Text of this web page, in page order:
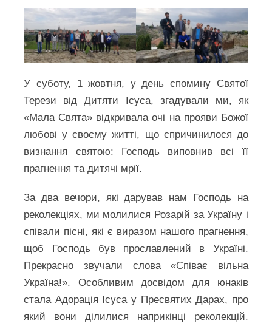
У суботу, 1 жовтня, у день спомину Святої
Терези від Дитяти Ісуса, згадували ми, як
«Мала Свята» відкривала очі на прояви Божої
любові у своєму житті, що спричинилося до
визнання святою: Господь виповнив всі її
прагнення та дитячі мрії.
За два вечори, які дарував нам Господь на
реколекціях, ми молилися Розарій за Україну і
співали пісні, які є виразом нашого прагнення,
щоб Господь був прославлений в Україні.
Прекрасно звучали слова «Співає вільна
Україна!». Особливим досвідом для юнаків
стала Адорація Ісуса у Пресвятих Дарах, про
який вони ділилися наприкінці реколекцій.